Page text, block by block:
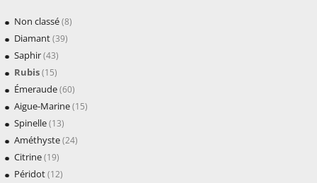
Non classé(8)
Diamant(39)
Saphir(43)
Rubis(15)
Émeraude(60)
Aigue-Marine(15)
Spinelle(13)
Améthyste(24)
Citrine(19)
Péridot(12)